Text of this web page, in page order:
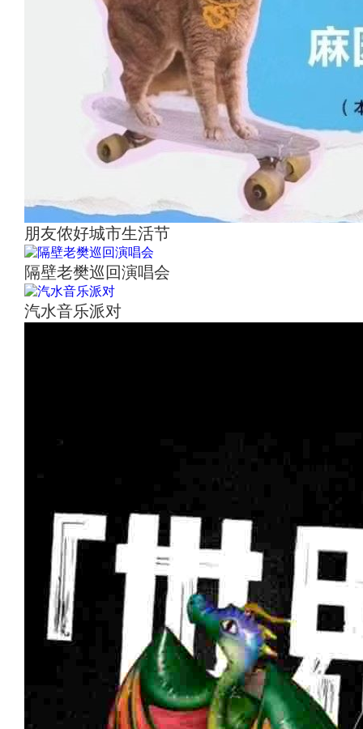
朋友侬好城市生活节
隔壁老樊巡回演唱会
汽水音乐派对